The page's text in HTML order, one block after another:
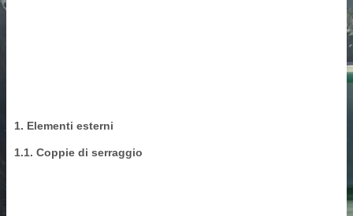
1. Elementi esterni
1.1. Coppie di serraggio